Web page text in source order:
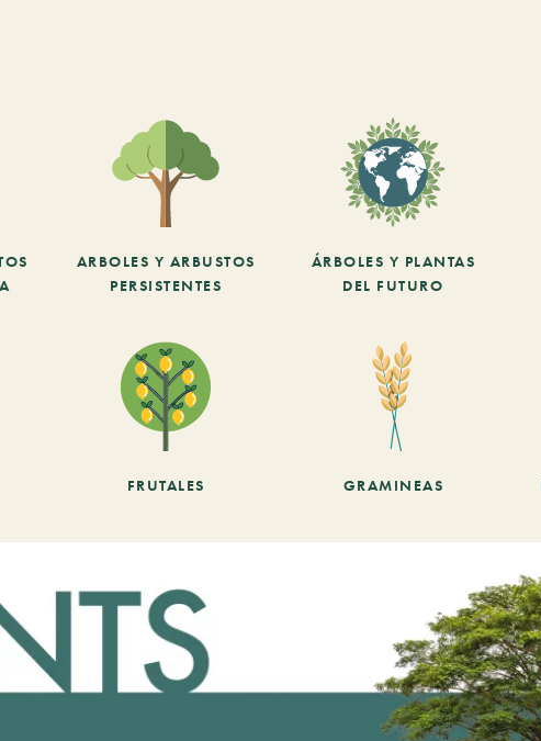
ARBOLES Y ARBUSTOS
PERSISTENTES
ÁRBOLES Y PLANTAS
DEL FUTURO
FRUTALES GRAMINEAS